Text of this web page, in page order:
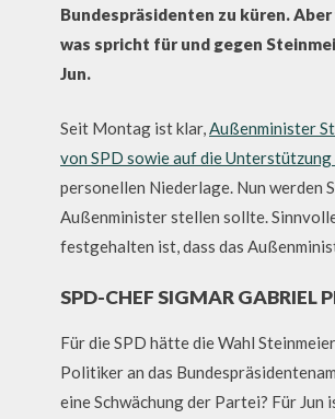
Bundespräsidenten zu küren.
was spricht für und gegen
Jun.
Seit Montag ist klar,Außenminister
von SPD sowie auf die Unterstützung
personellen Niederlage. Nun werden
Außenminister stellen sollte.
festgehalten ist, dass das
SPD-CHEF SIGMAR GABRIEL
Für die SPD hätte die Wahl
Politiker an das
eine Schwächung der Partei? Für